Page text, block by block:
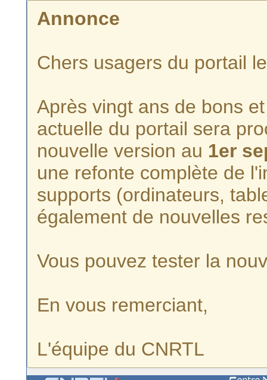
Annonce
Chers usagers du portail
Après vingt ans de bons
actuelle du portail sera
nouvelle version au 1er
une refonte complète de
supports (ordinateurs,
également de nouvelles
Vous pouvez tester la
En vous remerciant,
L'équipe du CNRTL